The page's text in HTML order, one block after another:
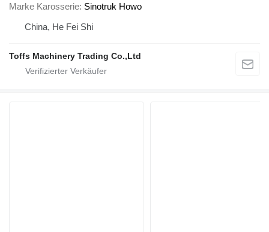
Marke Karosserie Sinotruk Howo
China, He Fei Shi
Toffs Machinery Trading Co.,Ltd